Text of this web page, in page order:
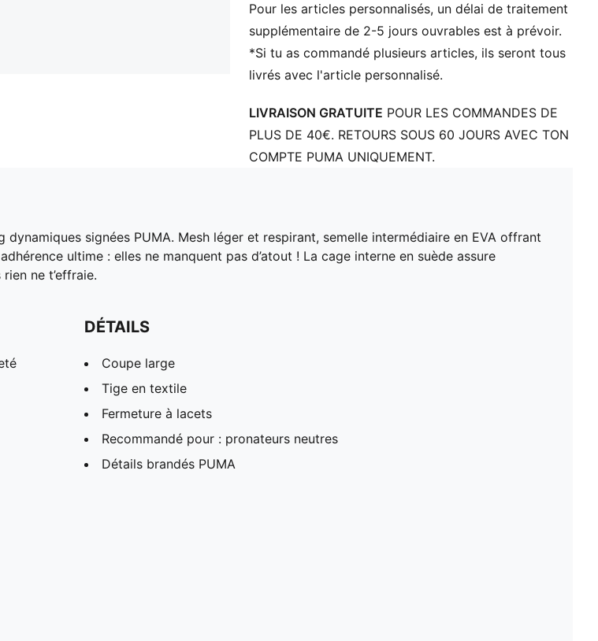
Pour les articles personnalisés, un délai de traitement
supplémentaire de 2-5 jours ouvrables est à prévoir.
*Si tu as commandé plusieurs articles, ils seront tous
livrés avec l'article personnalisé.
LIVRAISON GRATUITE POUR LES COMMANDES DE
PLUS DE 40€. RETOURS SOUS 60 JOURS AVEC TON
COMPTE PUMA UNIQUEMENT.
signées PUMA. Mesh léger et respirant, semelle intermédiaire en EVA offrant
ultime : elles ne manquent pas d’atout ! La cage interne en suède assure
ne t’effraie.
DÉTAILS
Coupe large
Tige en textile
Fermeture à lacets
Recommandé pour : pronateurs neutres
Détails brandés PUMA